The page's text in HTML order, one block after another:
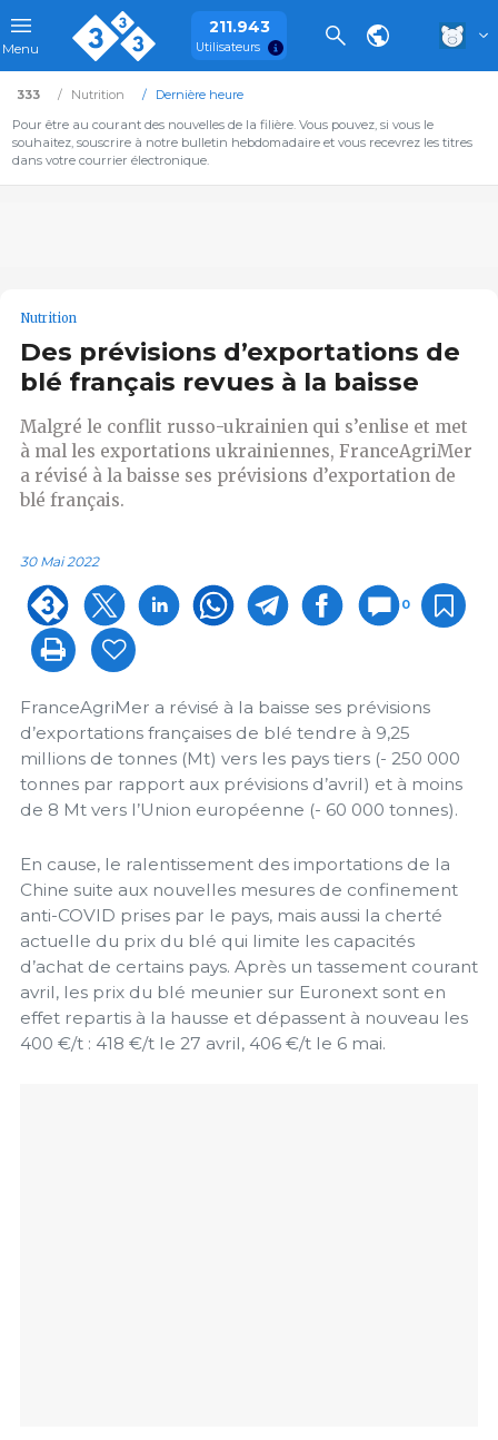
Menu
211.943
Utilisateurs
333 Nutrition
Dernière heure
Pour être au courant des nouvelles de la filière. Vous pouvez, si vous le
souhaitez, souscrire à notre bulletin hebdomadaire et vous recevrez les titres
dans votre courrier électronique.
Nutrition
Des prévisions d’exportations de
blé français revues à la baisse
Malgré le conflit russo-ukrainien qui s’enlise et met
à mal les exportations ukrainiennes, FranceAgriMer
a révisé à la baisse ses prévisions d’exportation de
blé français.
30 Mai 2022
0
FranceAgriMer a révisé à la baisse ses prévisions
d’exportations françaises de blé tendre à 9,25
millions de tonnes (Mt) vers les pays tiers (- 250 000
tonnes par rapport aux prévisions d’avril) et à moins
de 8 Mt vers l’Union européenne (- 60 000 tonnes).
En cause, le ralentissement des importations de la
Chine suite aux nouvelles mesures de confinement
anti-COVID prises par le pays, mais aussi la cherté
actuelle du prix du blé qui limite les capacités
d’achat de certains pays. Après un tassement courant
avril, les prix du blé meunier sur Euronext sont en
effet repartis à la hausse et dépassent à nouveau les
400 €/t : 418 €/t le 27 avril, 406 €/t le 6 mai.